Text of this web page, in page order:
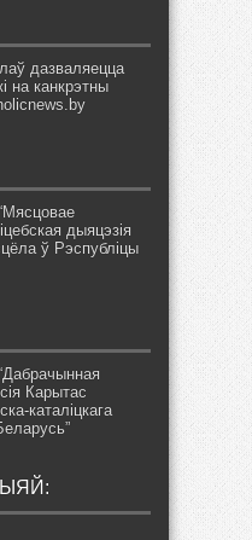
дазваляецца
на канкрэтны
дыяцэзія
ў Рэспубліцы
Карытас
каталіцкага